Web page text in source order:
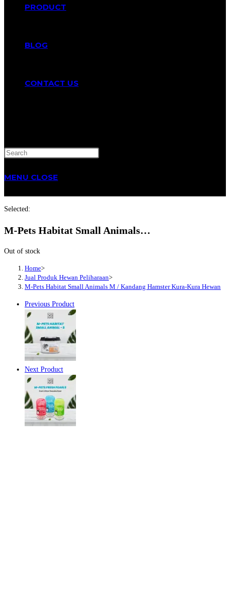
PRODUCT
BLOG
CONTACT US
WEBSITE
SEARCH
MENU CLOSE
Selected:
M-Pets Habitat Small Animals…
Out of stock
Home>
Jual Produk Hewan Peliharaan>
M-Pets Habitat Small Animals M / Kandang Hamster Kura-Kura Hewan
Previous Product
Next Product